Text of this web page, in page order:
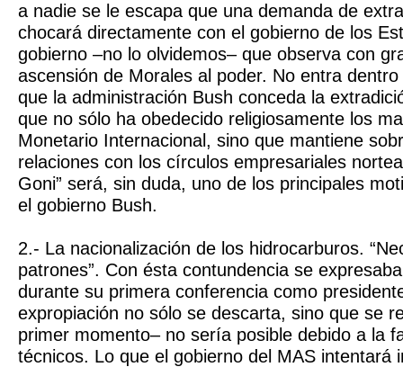
a nadie se le escapa que una demanda de
chocará directamente con el gobierno de los
gobierno –no lo olvidemos– que observa con
ascensión de Morales al poder. No entra
que la administración Bush conceda la
que no sólo ha obedecido religiosamente los
Monetario Internacional, sino que mantiene
relaciones con los círculos empresariales
Goni” será, sin duda, uno de los principales
el gobierno Bush.
2.- La nacionalización de los hidrocarburos.
patrones”. Con ésta contundencia se
durante su primera conferencia como
expropiación no sólo se descarta, sino que se
primer momento– no sería posible debido a la
técnicos. Lo que el gobierno del MAS intentará